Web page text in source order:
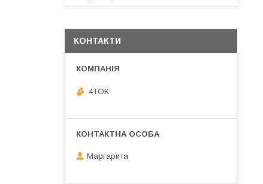
КОНТАКТИ
4TOK
Маргарита